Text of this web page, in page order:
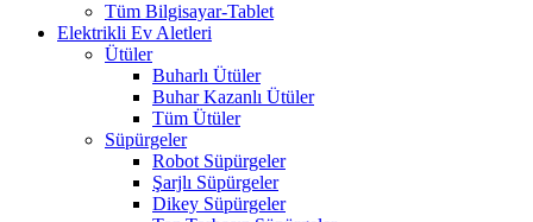
Tüm Bilgisayar-Tablet
Elektrikli Ev Aletleri
Ütüler
Buharlı Ütüler
Buhar Kazanlı Ütüler
Tüm Ütüler
Süpürgeler
Robot Süpürgeler
Şarjlı Süpürgeler
Dikey Süpürgeler